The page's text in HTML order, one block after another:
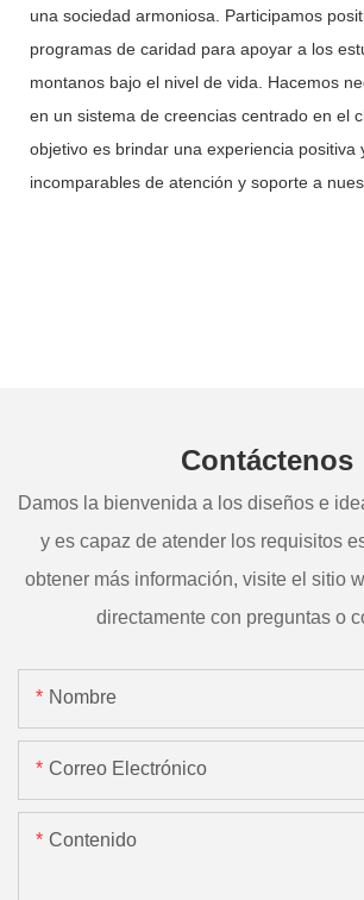
una sociedad armoniosa. Participamos
programas de caridad para apoyar a los
montanos bajo el nivel de vida. Hacemos
en un sistema de creencias centrado en el
objetivo es brindar una experiencia positiva
incomparables de atención y soporte a
Contáctenos
Damos la bienvenida a los diseños e
y es capaz de atender los requisitos
obtener más información, visite el sitio
directamente con preguntas o
Nombre
Correo Electrónico
Contenido